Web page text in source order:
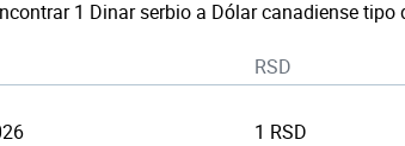
1 Dinar serbio a Dólar canadiense
RSD
1 RSD